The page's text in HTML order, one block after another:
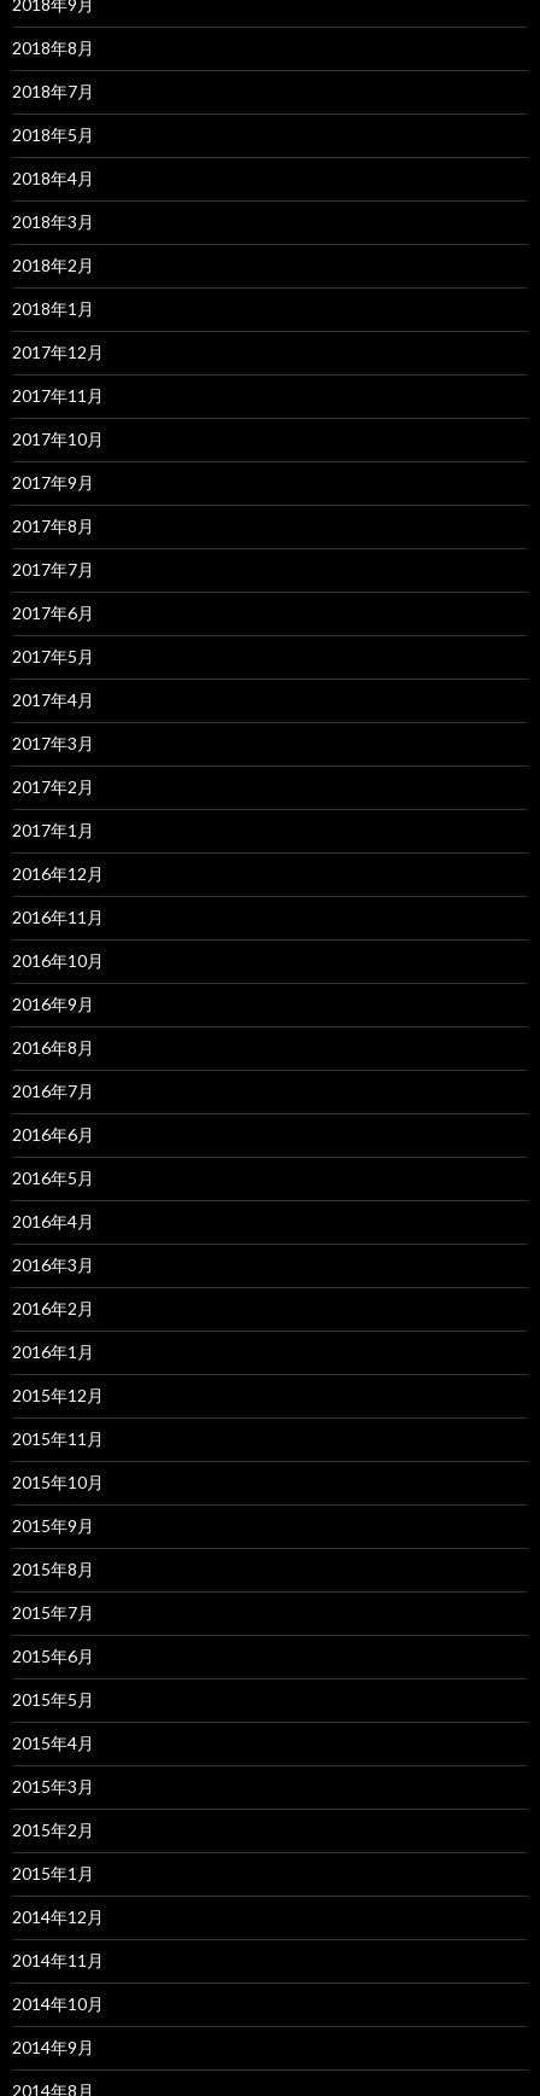
2018年9月
2018年8月
2018年7月
2018年5月
2018年4月
2018年3月
2018年2月
2018年1月
2017年12月
2017年11月
2017年10月
2017年9月
2017年8月
2017年7月
2017年6月
2017年5月
2017年4月
2017年3月
2017年2月
2017年1月
2016年12月
2016年11月
2016年10月
2016年9月
2016年8月
2016年7月
2016年6月
2016年5月
2016年4月
2016年3月
2016年2月
2016年1月
2015年12月
2015年11月
2015年10月
2015年9月
2015年8月
2015年7月
2015年6月
2015年5月
2015年4月
2015年3月
2015年2月
2015年1月
2014年12月
2014年11月
2014年10月
2014年9月
2014年8月